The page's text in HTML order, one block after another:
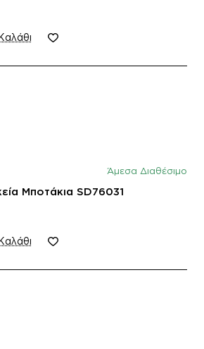
Άμεσα Διαθέσιμο
Μποτάκια SD76031